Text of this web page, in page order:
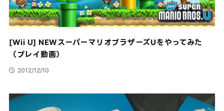
[Wii U] NEWスーパーマリオブラザーズUをやってみた
（プレイ動画）
2012/12/10